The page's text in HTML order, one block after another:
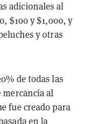
adicionales al
$100 y $1,000, y
y otras
de todas las
mercancía al
fue creado para
en la